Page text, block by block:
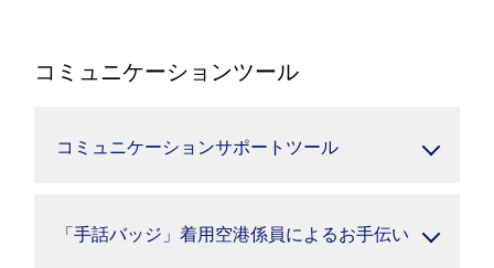
コミュニケーションツール
コミュニケーションサポートツール
「手話バッジ」着用空港係員によるお手伝い